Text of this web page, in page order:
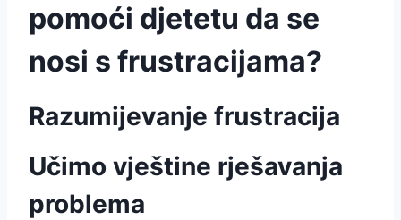
pomoći djetetu da se
nosi s frustracijama?
Razumijevanje frustracija
Učimo vještine rješavanja
problema